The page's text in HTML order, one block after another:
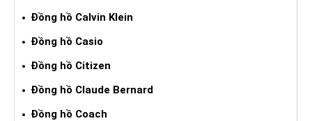
Đồng hồ Calvin Klein
Đồng hồ Casio
Đồng hồ Citizen
Đồng hồ Claude Bernard
Đồng hồ Coach